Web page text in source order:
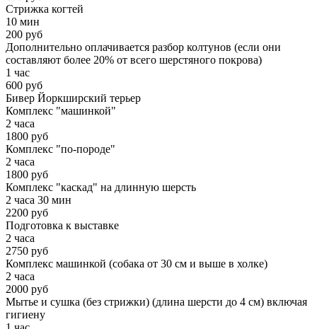
Стрижка когтей
10 мин
200 руб
Дополнительно оплачивается разбор колтунов (если они
составляют более 20% от всего шерстяного покрова)
1 час
600 руб
Бивер Йоркширский терьер
Комплекс "машинкой"
2 часа
1800 руб
Комплекс "по-породе"
2 часа
1800 руб
Комплекс "каскад" на длинную шерсть
2 часа 30 мин
2200 руб
Подготовка к выставке
2 часа
2750 руб
Комплекс машинкой (собака от 30 см и выше в холке)
2 часа
2000 руб
Мытье и сушка (без стрижки) (длина шерсти до 4 см) включая
гигиену